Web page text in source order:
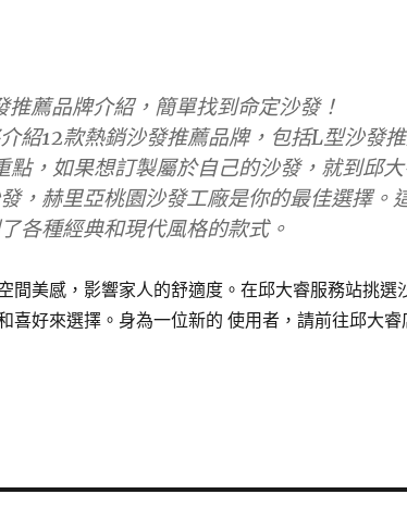
薦品牌介紹，簡單找到命定沙發！
紹12款熱銷沙發推薦品牌，包括L型沙發
，如果想訂製屬於自己的沙發，就到邱
，赫里亞桃園沙發工廠是你的最佳選擇。
各種經典和現代風格的款式。
間美感，影響家人的舒適度。在邱大睿服務站挑選
好來選擇。身為一位新的 使用者，請前往邱大睿